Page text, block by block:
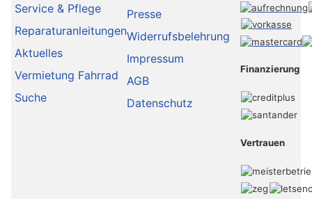
Service & Pflege
Reparaturanleitungen
Aktuelles
Vermietung Fahrrad
Suche
Presse
Widerrufsbelehrung
Impressum
AGB
Datenschutz
Finanzierung
Vertrauen